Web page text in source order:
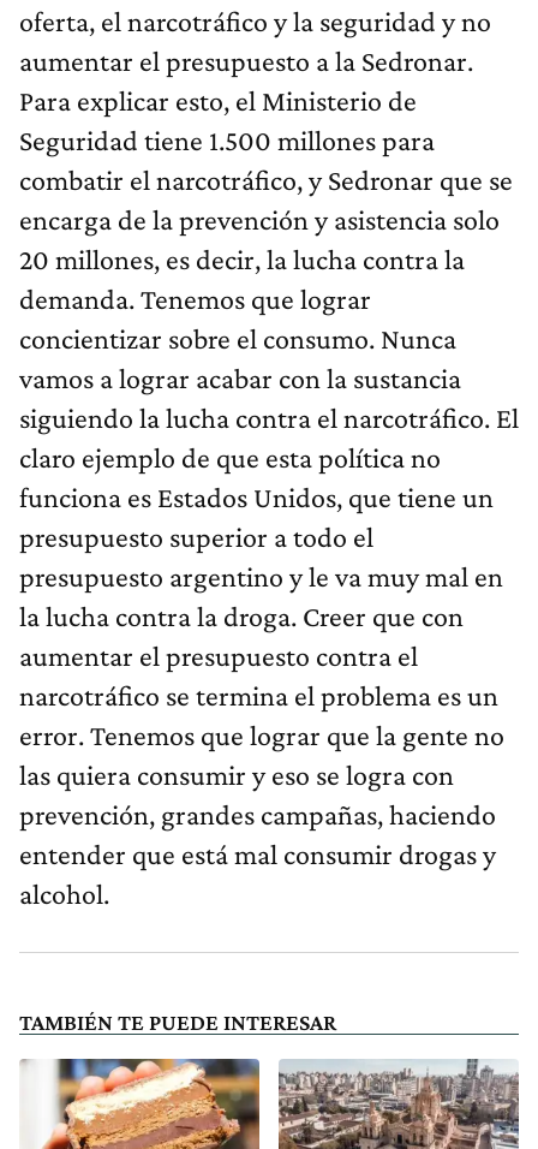
oferta, el narcotráfico y la seguridad y no
aumentar el presupuesto a la Sedronar.
Para explicar esto, el Ministerio de
Seguridad tiene 1.500 millones para
combatir el narcotráfico, y Sedronar que se
encarga de la prevención y asistencia solo
20 millones, es decir, la lucha contra la
demanda. Tenemos que lograr
concientizar sobre el consumo. Nunca
vamos a lograr acabar con la sustancia
siguiendo la lucha contra el narcotráfico. El
claro ejemplo de que esta política no
funciona es Estados Unidos, que tiene un
presupuesto superior a todo el
presupuesto argentino y le va muy mal en
la lucha contra la droga. Creer que con
aumentar el presupuesto contra el
narcotráfico se termina el problema es un
error. Tenemos que lograr que la gente no
las quiera consumir y eso se logra con
prevención, grandes campañas, haciendo
entender que está mal consumir drogas y
alcohol.
TAMBIÉN TE PUEDE INTERESAR